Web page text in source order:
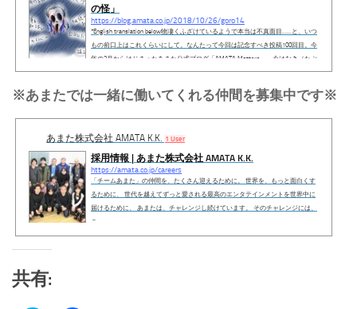
の怪」
https://blog.amata.co.jp/2018/10/26/goro14
*English translation below物凄くふざけているようで本当は不真面目……と、いつ
もの前口上はこれくらいにして。なんたって今回は記念すべき投稿100回目。今
年の2月からはじまったあまた公式ブログ「AMATA Matters」。今はなき（たぶ
ん生きてますけど）岡センセーのムチャぶりからスタートしたスタッフブログ
ば、第1回目の投稿者も 私、超ごろーでしたっけ（⇒第1回目はこちら）。んな
※あまたでは一緒に働いてくれる仲間を募集中です※
あまた株式会社 AMATA K.K. 1 User
採用情報 | あまた株式会社 AMATA K.K.
https://amata.co.jp/careers
「チームあまた」の仲間を、たくさん迎えるために。 世界を、もっと面白くす
るために、 世代を越えてずっと愛される最高のエンタテインメントを世界中に
届けるために、 あまたは、チャレンジし続けています。 そのチャレンジには、
こ...
共有: